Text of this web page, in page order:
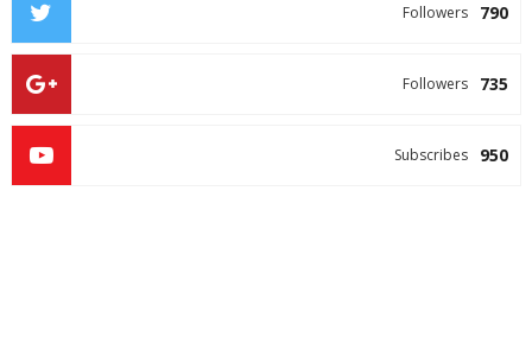
790
Followers
735
Followers
950
Subscribes